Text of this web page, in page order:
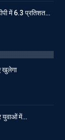
में 6.3 प्रतिशत…
खुलेगा
युवाओं में…